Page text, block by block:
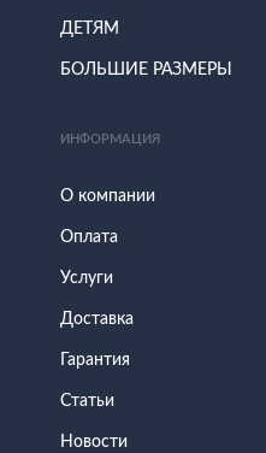
ДЕТЯМ
БОЛЬШИЕ РАЗМЕРЫ
ИНФОРМАЦИЯ
О компании
Оплата
Услуги
Доставка
Гарантия
Статьи
Новости